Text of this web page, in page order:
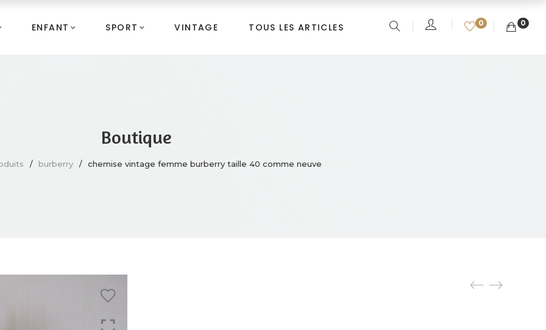
ENFANT SPORT VINTAGE TOUS LES ARTICLES 0 0
Boutique
burberry chemise vintage femme burberry taille 40 comme neuve